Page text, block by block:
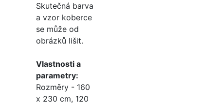
Skutečná barva
a vzor koberce
se může od
obrázků lišit.
Vlastnosti a
parametry:
Rozměry - 160
x 230 cm, 120